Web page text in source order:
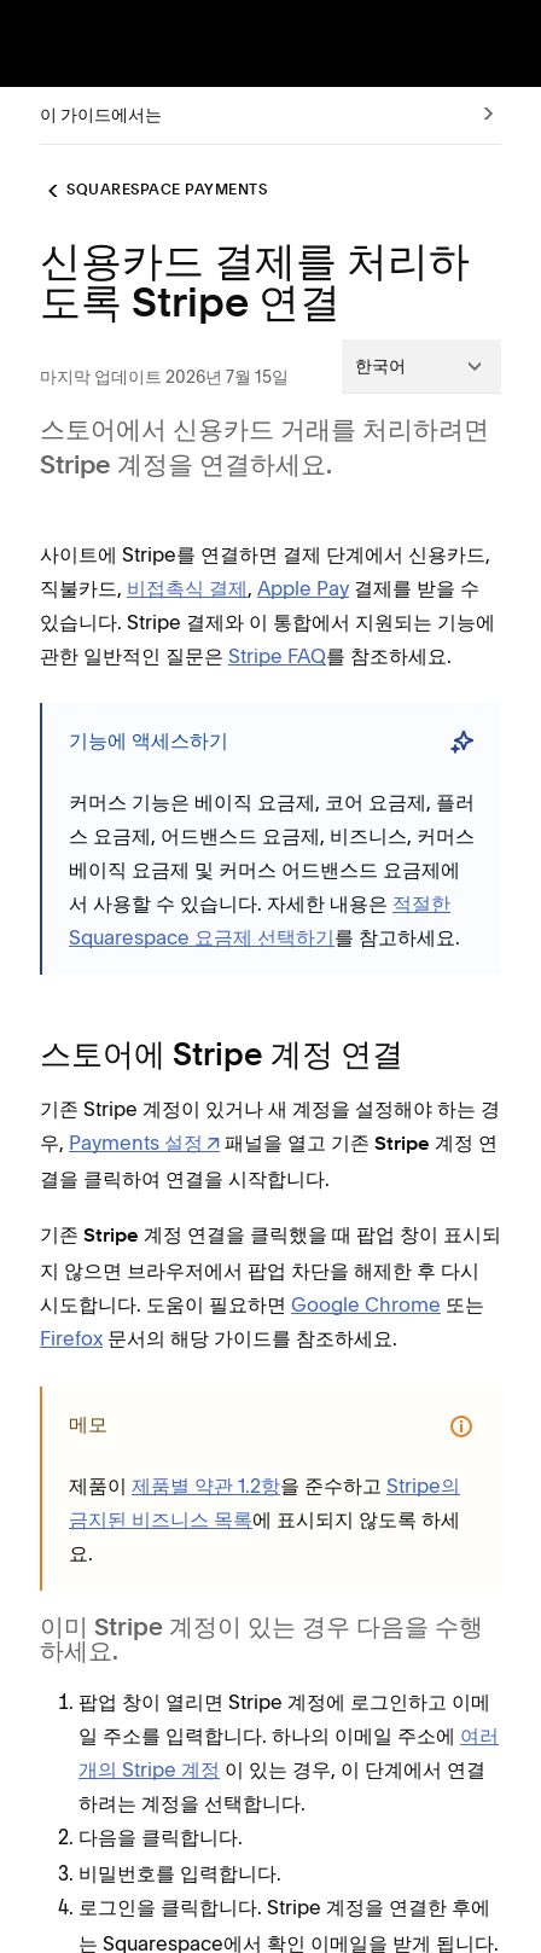
이 가이드에서는
SQUARESPACE PAYMENTS
신용카드 결제를 처리하
도록 Stripe 연결
마지막 업데이트 2026년 7월 15일 한국어
스토어에서 신용카드 거래를 처리하려면
Stripe 계정을 연결하세요.
사이트에 Stripe를 연결하면 결제 단계에서 신용카드,
직불카드, 비접촉식 결제, Apple Pay 결제를 받을 수
있습니다. Stripe 결제와 이 통합에서 지원되는 기능에
관한 일반적인 질문은 Stripe FAQ를 참조하세요.
기능에 액세스하기
커머스 기능은 베이직 요금제, 코어 요금제, 플러
스 요금제, 어드밴스드 요금제, 비즈니스, 커머스
베이직 요금제 및 커머스 어드밴스드 요금제에
서 사용할 수 있습니다. 자세한 내용은 적절한
Squarespace 요금제 선택하기를 참고하세요.
스토어에 Stripe 계정 연결
기존 Stripe 계정이 있거나 새 계정을 설정해야 하는 경
우, Payments 설정 패널을 열고 기존 Stripe 계정 연
결을 클릭하여 연결을 시작합니다.
기존 Stripe 계정 연결을 클릭했을 때 팝업 창이 표시되
지 않으면 브라우저에서 팝업 차단을 해제한 후 다시
시도합니다. 도움이 필요하면 Google Chrome 또는
Firefox 문서의 해당 가이드를 참조하세요.
메모
제품이 제품별 약관 1.2항을 준수하고 Stripe의
금지된 비즈니스 목록에 표시되지 않도록 하세
요.
이미 Stripe 계정이 있는 경우 다음을 수행
하세요.
팝업 창이 열리면 Stripe 계정에 로그인하고 이메
일 주소를 입력합니다. 하나의 이메일 주소에 여러
개의 Stripe 계정 이 있는 경우, 이 단계에서 연결
하려는 계정을 선택합니다.
다음을 클릭합니다.
비밀번호를 입력합니다.
로그인을 클릭합니다. Stripe 계정을 연결한 후에
는 Squarespace에서 확인 이메일을 받게 됩니다.